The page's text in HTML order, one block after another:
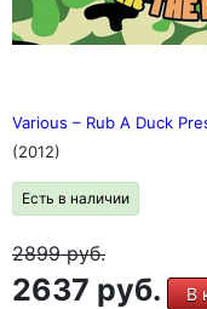
Various – Rub A Duck
(2012)
Есть в наличии
2899руб.
2637 руб. В